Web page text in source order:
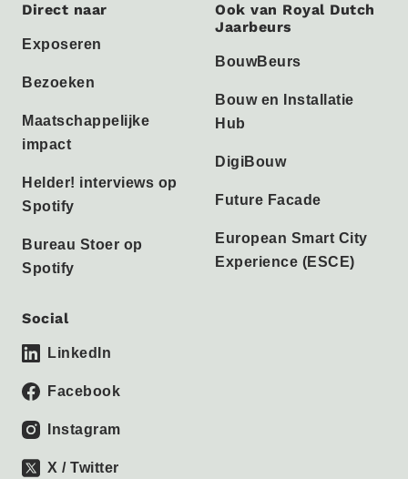
Direct naar
Exposeren
Bezoeken
Maatschappelijke
impact
Helder! interviews op
Spotify
Bureau Stoer op
Spotify
Ook van Royal Dutch
Jaarbeurs
BouwBeurs
Bouw en Installatie
Hub
DigiBouw
Future Facade
European Smart City
Experience (ESCE)
Social
LinkedIn
Facebook
Instagram
X / Twitter